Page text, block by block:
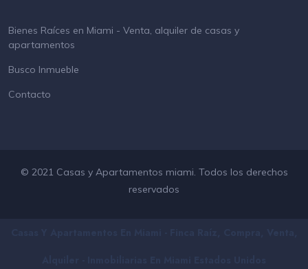
Bienes Raíces en Miami - Venta, alquiler de casas y
apartamentos
Busco Inmueble
Contacto
© 2021 Casas y Apartamentos miami. Todos los derechos
reservados